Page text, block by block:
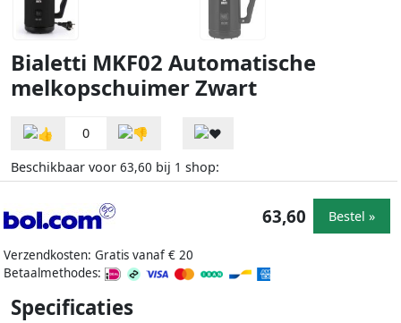
Bialetti MKF02 Automatische
melkopschuimer Zwart
0
Beschikbaar voor 63,60 bij 1 shop:
Verzendkosten: Gratis vanaf € 20
Betaalmethodes:
63,60 Bestel »
Specificaties